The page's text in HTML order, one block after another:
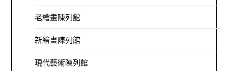
老繪畫陳列館
新繪畫陳列館
現代藝術陳列館